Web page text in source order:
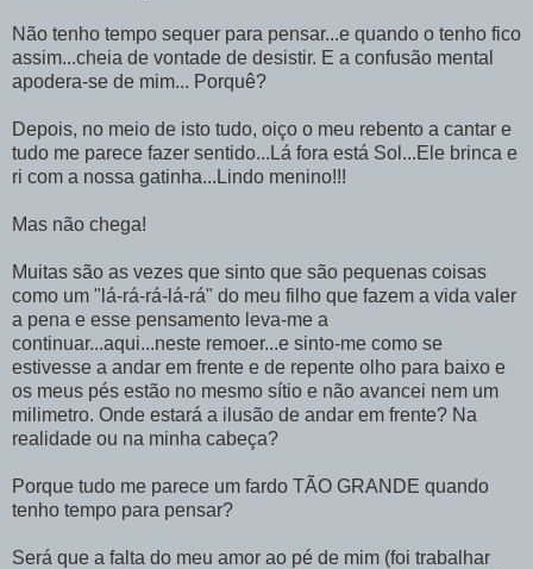
Não tenho tempo sequer para pensar...e quando o tenho fico
assim...cheia de vontade de desistir. E a confusão mental
apodera-se de mim... Porquê?
Depois, no meio de isto tudo, oiço o meu rebento a cantar e
tudo me parece fazer sentido...Lá fora está Sol...Ele brinca e
ri com a nossa gatinha...Lindo menino!!!
Mas não chega!
Muitas são as vezes que sinto que são pequenas coisas
como um "lá-rá-rá-lá-rá" do meu filho que fazem a vida valer
a pena e esse pensamento leva-me a
continuar...aqui...neste remoer...e sinto-me como se
estivesse a andar em frente e de repente olho para baixo e
os meus pés estão no mesmo sítio e não avancei nem um
milimetro. Onde estará a ilusão de andar em frente? Na
realidade ou na minha cabeça?
Porque tudo me parece um fardo TÃO GRANDE quando
tenho tempo para pensar?
Será que a falta do meu amor ao pé de mim (foi trabalhar